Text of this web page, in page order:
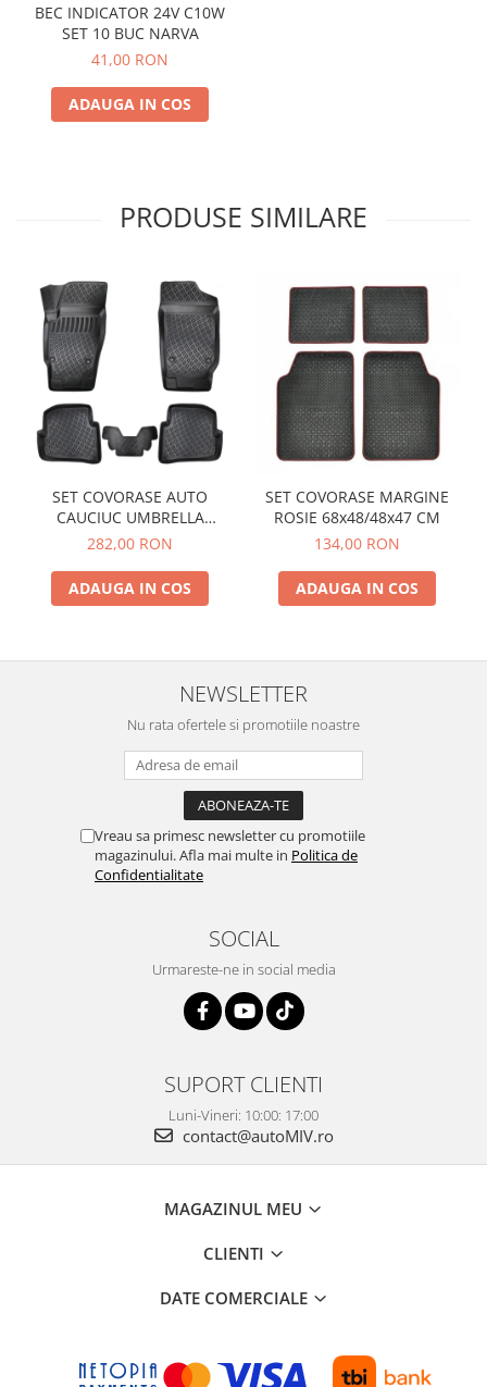
BEC INDICATOR 24V C10W
SET 10 BUC NARVA
41,00 RON
ADAUGA IN COS
PRODUSE SIMILARE
SET COVORASE AUTO
CAUCIUC UMBRELLA
PENTRU VW POLO V (6R / 6C
282,00 RON
ADAUGA IN COS
SET COVORASE MARGINE
ROSIE 68x48/48x47 CM
134,00 RON
ADAUGA IN COS
NEWSLETTER
Nu rata ofertele si promotiile noastre
Vreau sa primesc newsletter cu promotiile
magazinului. Afla mai multe in Politica de
Confidentialitate
SOCIAL
Urmareste-ne in social media
SUPORT CLIENTI
Luni-Vineri: 10:00: 17:00
contact@autoMIV.ro
MAGAZINUL MEU
CLIENTI
DATE COMERCIALE